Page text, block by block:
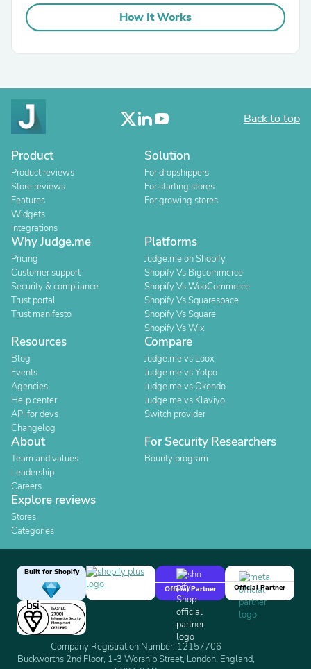
How It Works
Back to top
Product
Product reviews
Store reviews
Features
Widgets
Integrations
Solution
For dropshippers
For starting stores
For growing stores
Why Judge.me
Pricing
Customer support
Security & compliance
Trust portal
Trust manifesto
Platforms
Judge.me on Shopify
Shopify Vs Bigcommerce
Shopify Vs WooCommerce
Shopify Vs Squarespace
Shopify Vs Square
Shopify Vs Wix
Resources
Blog
Events
Agencies
Help center
API for devs
Changelog
Compare
Judge.me vs Loox
Judge.me vs Yotpo
Judge.me vs Okendo
Judge.me vs Klaviyo
Switch provider
About
Team and values
Leadership
Careers
For Security Researchers
Bounty program
Explore reviews
Stores
Categories
Built for Shopify
Official Partner
Official Partner
Company Registration Number: 12157706
Buckworths 2nd Floor, 1-3 Worship Street, London, England,